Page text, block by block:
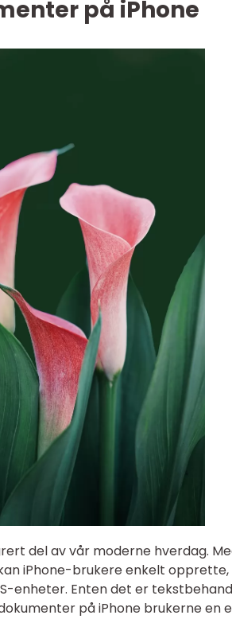
på iPhone
del av vår moderne hverdag.
iPhone-brukere enkelt
enheter. Enten det er
på iPhone brukerne en